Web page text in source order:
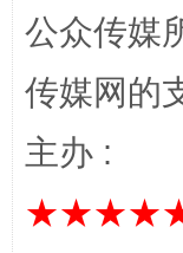
公众传媒
传媒网的
主办 :